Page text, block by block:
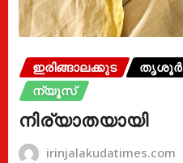
ഇരിങ്ങാലക്കുട
തൃശൂർ
ന്യൂസ്
നിര്യാതയായി
irinjalakudatimes.com